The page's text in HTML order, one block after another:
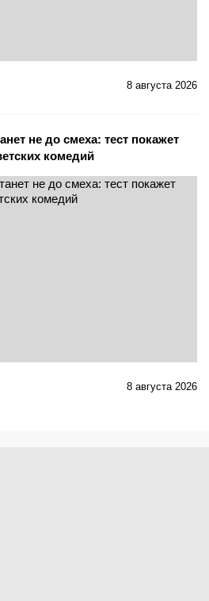
8 августа 2026
не до смеха: тест покажет
комедий
8 августа 2026